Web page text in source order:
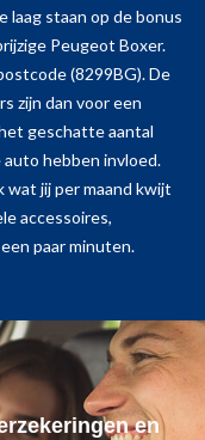
laag staan op de bonus
Peugeot Boxer.
(8299BG). De
zijn dan voor een
geschatte aantal
hebben invloed.
jij per maand kwijt
accessoires,
paar minuten.
en